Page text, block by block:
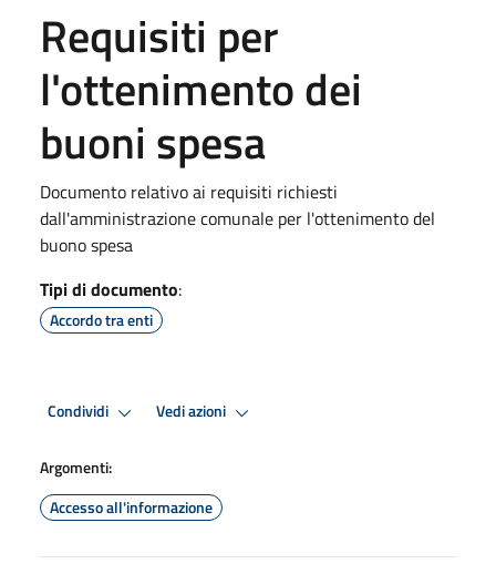
Requisiti per
l'ottenimento dei
buoni spesa
Documento relativo ai requisiti richiesti
dall'amministrazione comunale per l'ottenimento del
buono spesa
Tipi di documento:
Accordo tra enti
Condividi Vedi azioni
Argomenti:
Accesso all'informazione